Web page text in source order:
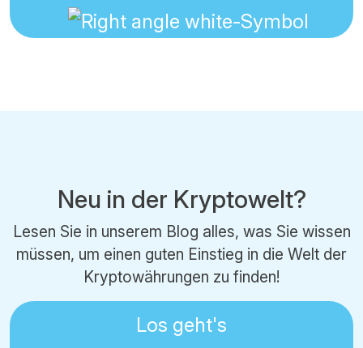
Neu in der Kryptowelt?
Lesen Sie in unserem Blog alles, was Sie wissen
müssen, um einen guten Einstieg in die Welt der
Kryptowährungen zu finden!
Los geht's